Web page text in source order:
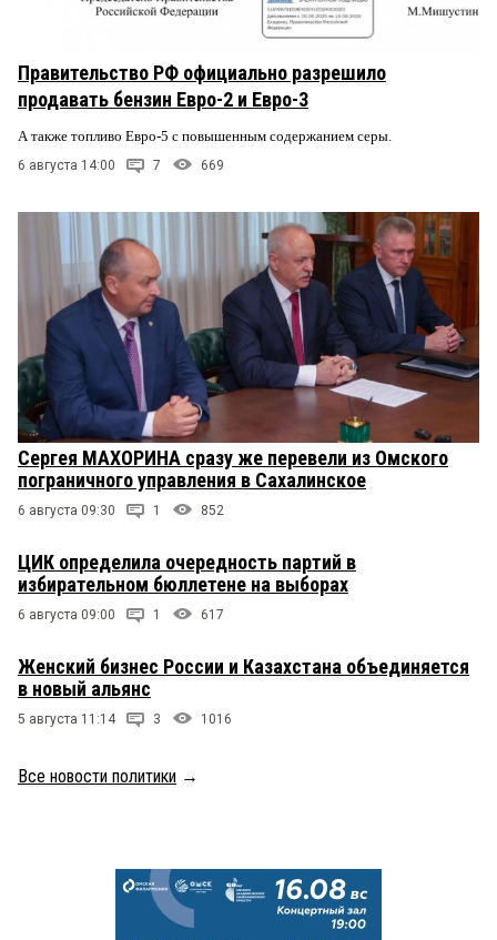
Правительство РФ официально разрешило
продавать бензин Евро-2 и Евро-3
А также топливо Евро-5 с повышенным содержанием серы.
6 августа 14:00 7 669
Сергея МАХОРИНА сразу же перевели из Омского
пограничного управления в Сахалинское
6 августа 09:30 1 852
ЦИК определила очередность партий в
избирательном бюллетене на выборах
6 августа 09:00 1 617
Женский бизнес России и Казахстана объединяется
в новый альянс
5 августа 11:14 3 1016
Все новости политики →